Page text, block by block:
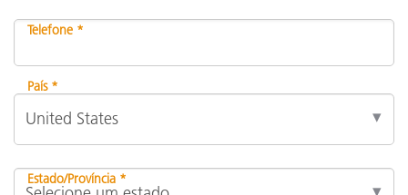
Telefone *
País *
Estado/Província *